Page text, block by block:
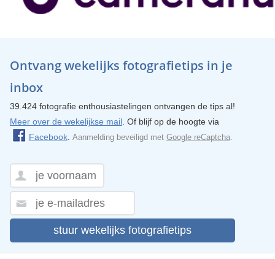
Ontvang wekelijks fotografietips in je
inbox
39.424 fotografie enthousiastelingen ontvangen de tips al!
Meer over de wekelijkse mail. Of blijf op de hoogte via
Facebook. Aanmelding beveiligd met Google reCaptcha.
stuur wekelijks fotografietips